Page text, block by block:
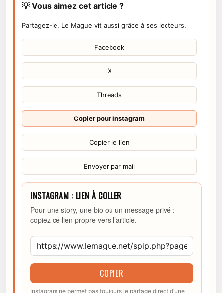
💡 Vous aimez cet article ?
Partagez-le. Le Mague vit aussi grâce à ses lecteurs.
Facebook
X
Threads
Copier pour Instagram
Copier le lien
Envoyer par mail
INSTAGRAM : LIEN À COLLER
Pour une story, une bio ou un message privé :
copiez ce lien propre vers l’article.
COPIER
Instagram ne permet pas toujours le partage direct d’une